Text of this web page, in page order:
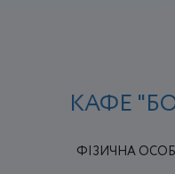
КАФЕ
ФІЗИЧНА